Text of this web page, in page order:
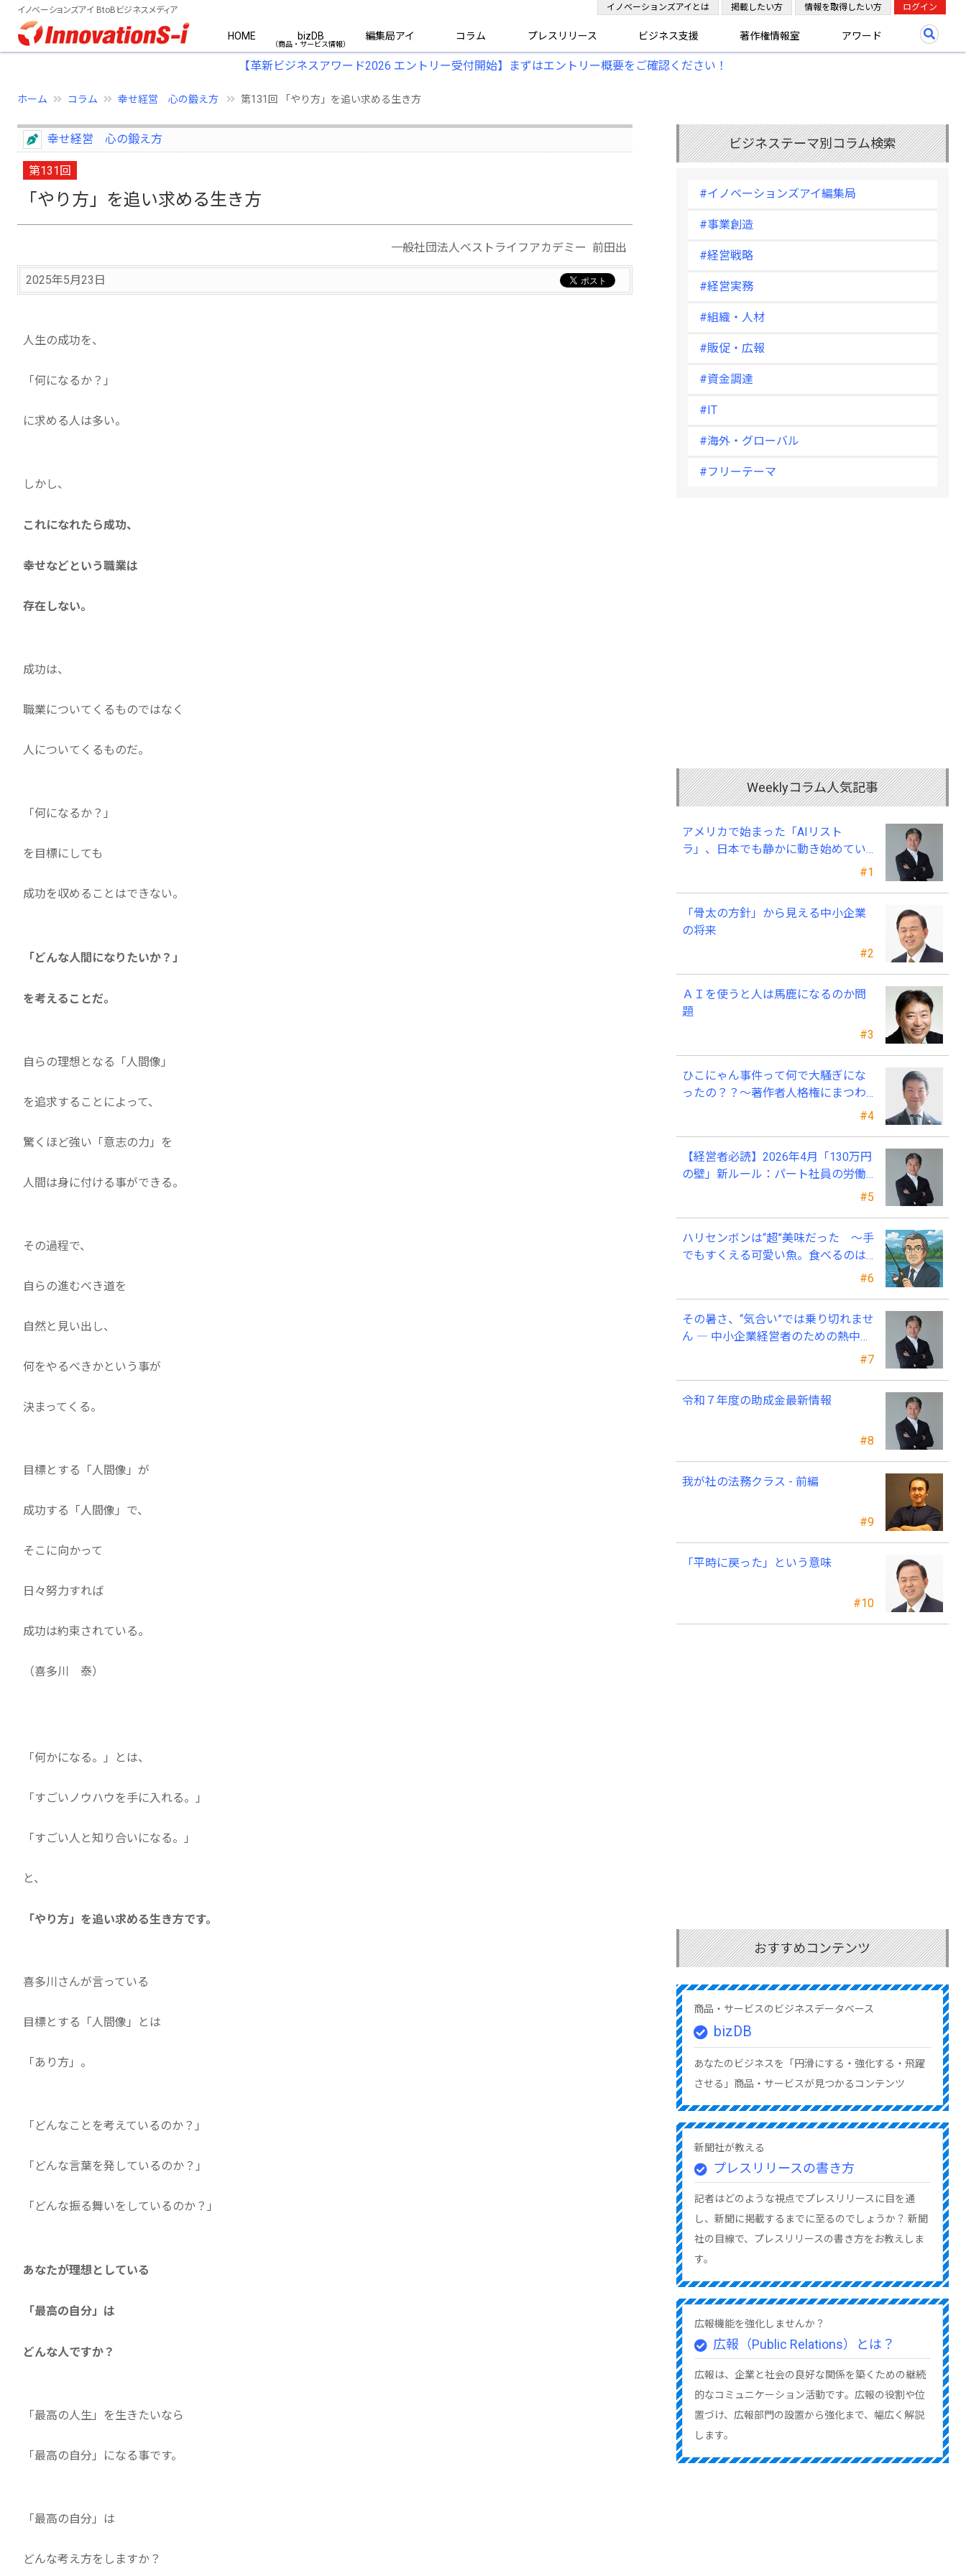
イノベーションズアイ BtoBビジネスメディア
HOME bizDB 編集局アイ コラム プレスリリース ビジネス支援 著作権情報室 アワード
イノベーションズアイとは 掲載したい方 情報を取得したい方 ログイン
【革新ビジネスアワード2026 エントリー受付開始】まずはエントリー概要をご確認ください！
ホーム コラム 幸せ経営 心の鍛え方 第131回 「やり方」を追い求める生き方
幸せ経営 心の鍛え方
第131回
「やり方」を追い求める生き方
一般社団法人ベストライフアカデミー 前田出
2025年5月23日
人生の成功を、
「何になるか？」
に求める人は多い。
しかし、
これになれたら成功、
幸せなどという職業は
存在しない。
成功は、
職業についてくるものではなく
人についてくるものだ。
「何になるか？」
を目標にしても
成功を収めることはできない。
「どんな人間になりたいか？」
を考えることだ。
自らの理想となる「人間像」
を追求することによって、
驚くほど強い「意志の力」を
人間は身に付ける事ができる。
その過程で、
自らの進むべき道を
自然と見い出し、
何をやるべきかという事が
決まってくる。
目標とする「人間像」が
成功する「人間像」で、
そこに向かって
日々努力すれば
成功は約束されている。
（喜多川 泰）
「何かになる。」とは、
「すごいノウハウを手に入れる。」
「すごい人と知り合いになる。」
と、
「やり方」を追い求める生き方です。
喜多川さんが言っている
目標とする「人間像」とは
「あり方」。
「どんなことを考えているのか？」
「どんな言葉を発しているのか？」
「どんな振る舞いをしているのか？」
あなたが理想としている
「最高の自分」は
どんな人ですか？
「最高の人生」を生きたいなら
「最高の自分」になる事です。
「最高の自分」は
どんな考え方をしますか？
ビジネステーマ別コラム検索
#イノベーションズアイ編集局
#事業創造
#経営戦略
#経営実務
#組織・人材
#販促・広報
#資金調達
#IT
#海外・グローバル
#フリーテーマ
Weeklyコラム人気記事
#1
アメリカで始まった「AIリスト
ラ」、日本でも静かに動き始めてい
る ～中小企業経営者が今、見直すべ
#2
「骨太の方針」から見える中小企業
の将来
#3
ＡＩを使うと人は馬鹿になるのか問
題
#4
ひこにゃん事件って何で大騒ぎにな
ったの？？～著作者人格権にまつわ
#5
【経営者必読】2026年4月「130万円
の壁」新ルール：パート社員の労働
条件通知書、今すぐ見直すべき理由
#6
ハリセンボンは“超”美味だった ～手
でもすくえる可愛い魚。食べるのは
#7
その暑さ、“気合い”では乗り切れませ
ん ― 中小企業経営者のための熱中症
#8
令和７年度の助成金最新情報
#9
我が社の法務クラス - 前編
#10
「平時に戻った」という意味
おすすめコンテンツ
商品・サービスのビジネスデータベース
bizDB
あなたのビジネスを「円滑にする・強化する・飛躍
させる」商品・サービスが見つかるコンテンツ
新聞社が教える
プレスリリースの書き方
記者はどのような視点でプレスリリースに目を通
し、新聞に掲載するまでに至るのでしょうか？ 新聞
社の目線で、プレスリリースの書き方をお教えしま
す。
広報機能を強化しませんか？
広報（Public Relations）とは？
広報は、企業と社会の良好な関係を築くための継続
的なコミュニケーション活動です。広報の役割や位
置づけ、広報部門の設置から強化まで、幅広く解説
します。